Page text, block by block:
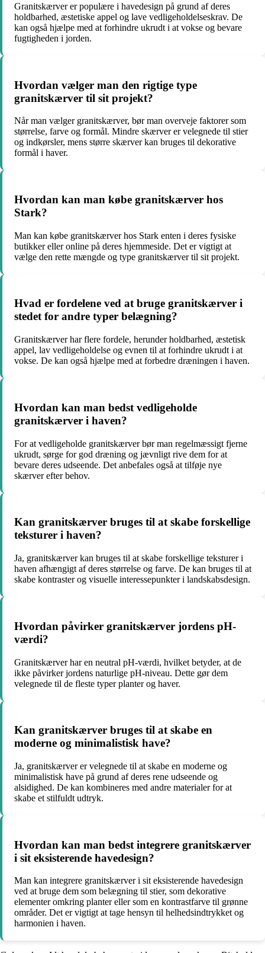
Granitskærver er populære i havedesign på grund af deres
holdbarhed, æstetiske appel og lave vedligeholdelseskrav. De
kan også hjælpe med at forhindre ukrudt i at vokse og bevare
fugtigheden i jorden.
Hvordan vælger man den rigtige type
granitskærver til sit projekt?
Når man vælger granitskærver, bør man overveje faktorer som
størrelse, farve og formål. Mindre skærver er velegnede til stier
og indkørsler, mens større skærver kan bruges til dekorative
formål i haver.
Hvordan kan man købe granitskærver hos
Stark?
Man kan købe granitskærver hos Stark enten i deres fysiske
butikker eller online på deres hjemmeside. Det er vigtigt at
vælge den rette mængde og type granitskærver til sit projekt.
Hvad er fordelene ved at bruge granitskærver i
stedet for andre typer belægning?
Granitskærver har flere fordele, herunder holdbarhed, æstetisk
appel, lav vedligeholdelse og evnen til at forhindre ukrudt i at
vokse. De kan også hjælpe med at forbedre dræningen i haven.
Hvordan kan man bedst vedligeholde
granitskærver i haven?
For at vedligeholde granitskærver bør man regelmæssigt fjerne
ukrudt, sørge for god dræning og jævnligt rive dem for at
bevare deres udseende. Det anbefales også at tilføje nye
skærver efter behov.
Kan granitskærver bruges til at skabe forskellige
teksturer i haven?
Ja, granitskærver kan bruges til at skabe forskellige teksturer i
haven afhængigt af deres størrelse og farve. De kan bruges til at
skabe kontraster og visuelle interessepunkter i landskabsdesign.
Hvordan påvirker granitskærver jordens pH-
værdi?
Granitskærver har en neutral pH-værdi, hvilket betyder, at de
ikke påvirker jordens naturlige pH-niveau. Dette gør dem
velegnede til de fleste typer planter og haver.
Kan granitskærver bruges til at skabe en
moderne og minimalistisk have?
Ja, granitskærver er velegnede til at skabe en moderne og
minimalistisk have på grund af deres rene udseende og
alsidighed. De kan kombineres med andre materialer for at
skabe et stilfuldt udtryk.
Hvordan kan man bedst integrere granitskærver
i sit eksisterende havedesign?
Man kan integrere granitskærver i sit eksisterende havedesign
ved at bruge dem som belægning til stier, som dekorative
elementer omkring planter eller som en kontrastfarve til grønne
områder. Det er vigtigt at tage hensyn til helhedsindtrykket og
harmonien i haven.